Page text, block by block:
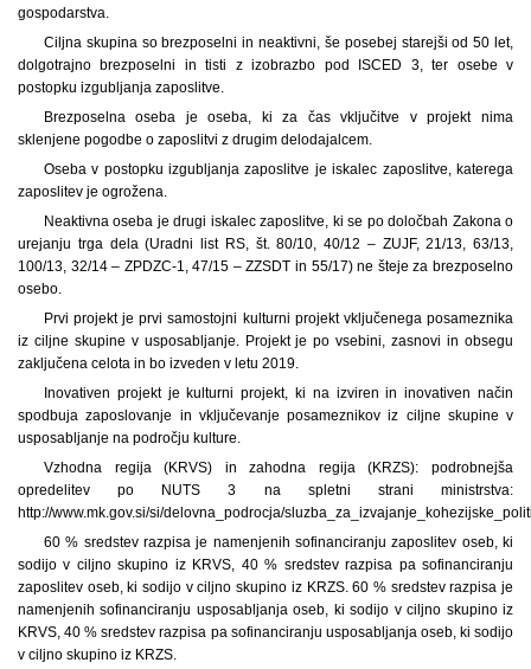
gospodarstva.
Ciljna skupina so brezposelni in neaktivni, še posebej starejši od 50 let,
dolgotrajno brezposelni in tisti z izobrazbo pod ISCED 3, ter osebe v
postopku izgubljanja zaposlitve.
Brezposelna oseba je oseba, ki za čas vključitve v projekt nima
sklenjene pogodbe o zaposlitvi z drugim delodajalcem.
Oseba v postopku izgubljanja zaposlitve je iskalec zaposlitve, katerega
zaposlitev je ogrožena.
Neaktivna oseba je drugi iskalec zaposlitve, ki se po določbah Zakona o
urejanju trga dela (Uradni list RS, št. 80/10, 40/12 – ZUJF, 21/13, 63/13,
100/13, 32/14 – ZPDZC-1, 47/15 – ZZSDT in 55/17) ne šteje za brezposelno
osebo.
Prvi projekt je prvi samostojni kulturni projekt vključenega posameznika
iz ciljne skupine v usposabljanje. Projekt je po vsebini, zasnovi in obsegu
zaključena celota in bo izveden v letu 2019.
Inovativen projekt je kulturni projekt, ki na izviren in inovativen način
spodbuja zaposlovanje in vključevanje posameznikov iz ciljne skupine v
usposabljanje na področju kulture.
Vzhodna regija (KRVS) in zahodna regija (KRZS): podrobnejša
opredelitev po NUTS 3 na spletni strani ministrstva:
http://www.mk.gov.si/si/delovna_podrocja/
60 % sredstev razpisa je namenjenih sofinanciranju zaposlitev oseb, ki
sodijo v ciljno skupino iz KRVS, 40 % sredstev razpisa pa sofinanciranju
zaposlitev oseb, ki sodijo v ciljno skupino iz KRZS. 60 % sredstev razpisa je
namenjenih sofinanciranju usposabljanja oseb, ki sodijo v ciljno skupino iz
KRVS, 40 % sredstev razpisa pa sofinanciranju usposabljanja oseb, ki sodijo
v ciljno skupino iz KRZS.